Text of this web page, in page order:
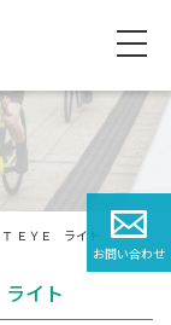
Ｔ ＥＹＥ ライト
ライト
お問い合わせ